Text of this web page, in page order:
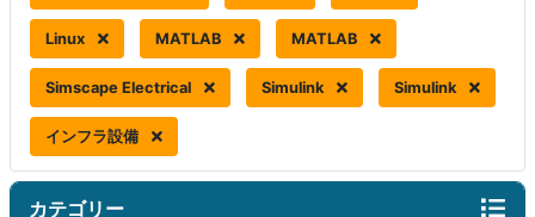
Linux MATLAB MATLAB
Simscape Electrical Simulink Simulink
インフラ設備
カテゴリー